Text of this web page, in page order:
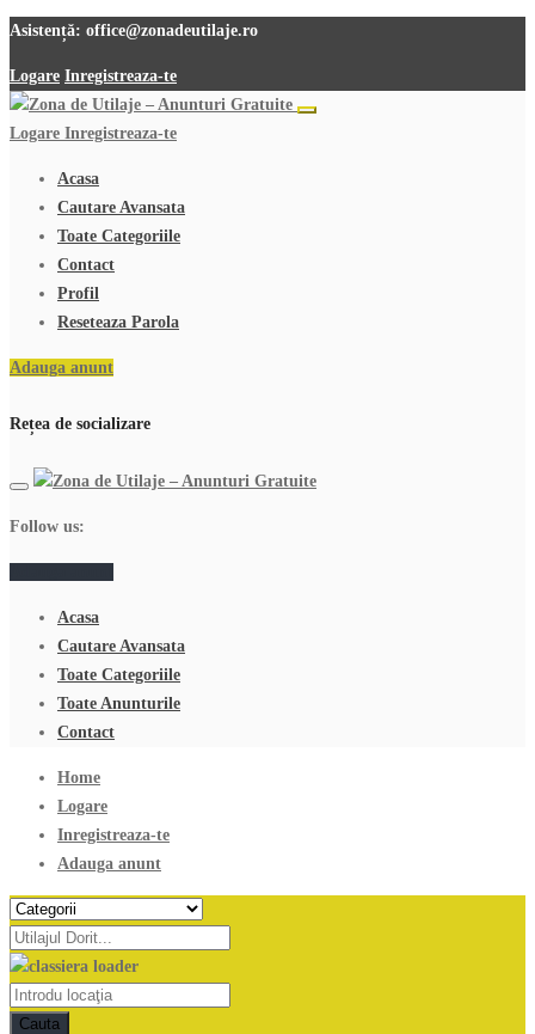
Asistență: office@zonadeutilaje.ro
Logare Inregistreaza-te
Logare Inregistreaza-te
Acasa
Cautare Avansata
Toate Categoriile
Contact
Profil
Reseteaza Parola
Adauga anunt
Rețea de socializare
Follow us:
Acasa
Cautare Avansata
Toate Categoriile
Toate Anunturile
Contact
Home
Logare
Inregistreaza-te
Adauga anunt
Cauta